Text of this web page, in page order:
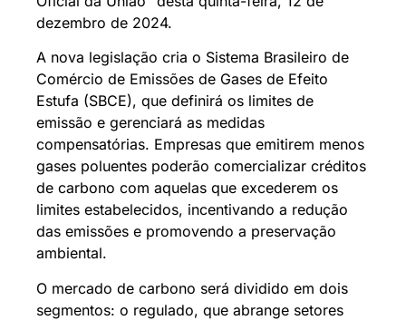
dezembro de 2024.
A nova legislação cria o Sistema Brasileiro de
Comércio de Emissões de Gases de Efeito
Estufa (SBCE), que definirá os limites de
emissão e gerenciará as medidas
compensatórias. Empresas que emitirem menos
gases poluentes poderão comercializar créditos
de carbono com aquelas que excederem os
limites estabelecidos, incentivando a redução
das emissões e promovendo a preservação
ambiental.
O mercado de carbono será dividido em dois
segmentos: o regulado, que abrange setores